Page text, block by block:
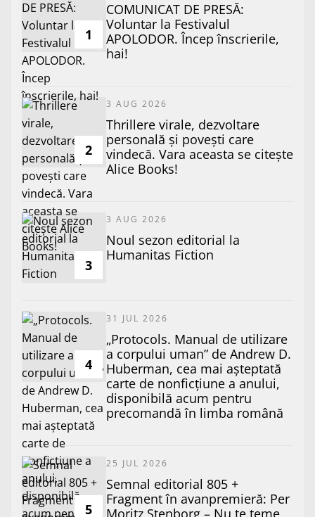
1
COMUNICAT DE PRESĂ:
Voluntar la Festivalul
APOLODOR. Încep înscrierile,
hai!
2
3 AUG 2026
Thrillere virale, dezvoltare
personală și povești care
vindecă. Vara aceasta se citește
Alice Books!
3
3 AUG 2026
​Noul sezon editorial la
Humanitas Fiction
4
31 JUL 2026
„Protocols. Manual de utilizare
a corpului uman” de Andrew D.
Huberman, cea mai așteptată
carte de nonficțiune a anului,
disponibilă acum pentru
precomandă în limba română
5
25 JUL 2026
Semnal editorial 805 +
Fragment în avanpremieră: Per
Moritz Stenborg – Nu te teme